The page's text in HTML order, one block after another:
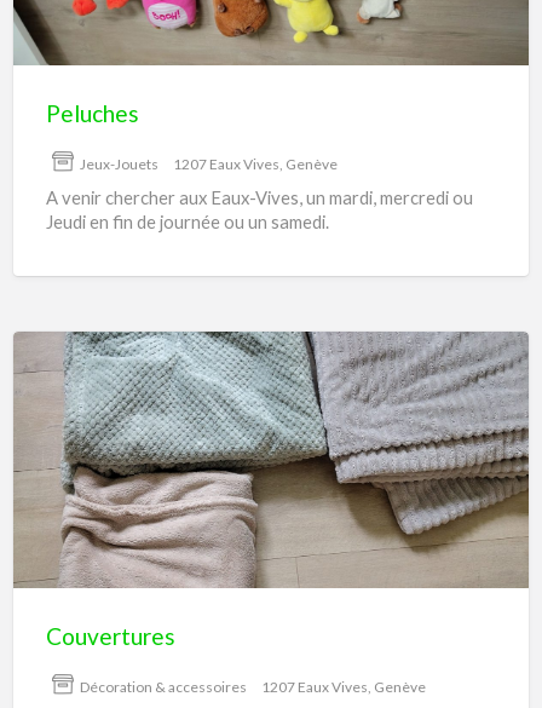
Peluches
Jeux-Jouets 1207 Eaux Vives, Genève
A venir chercher aux Eaux-Vives, un mardi, mercredi ou
Jeudi en fin de journée ou un samedi.
Couvertures
Couvertures
Décoration & accessoires 1207 Eaux Vives, Genève